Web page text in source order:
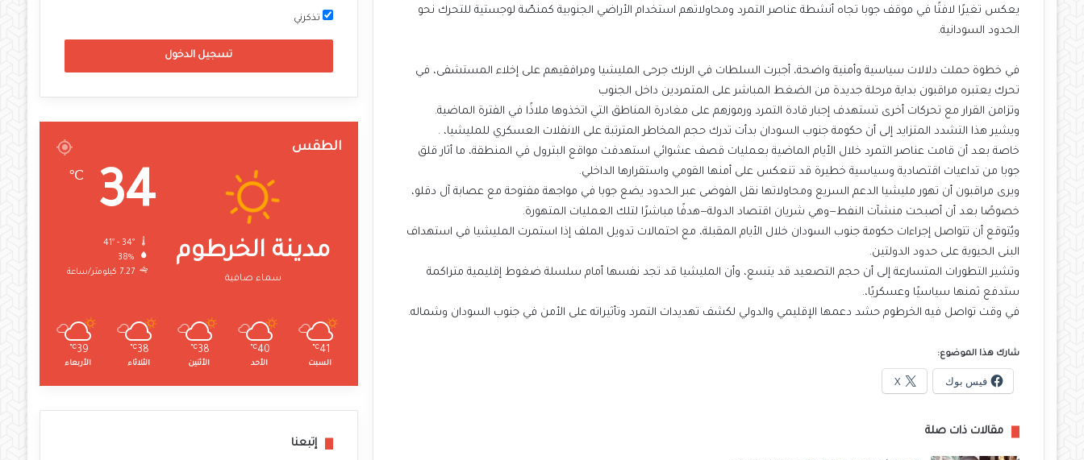
يعكس تغيرًا لافتًا في موقف جوبا تجاه أنشطة عناصر التمرد ومحاولاتهم استخدام الأراضي الجنوبية كمنصّة لوجستية للتحرك نحو
الحدود السودانية.
في خطوة حملت دلالات سياسية وأمنية واضحة، أجبرت السلطات في الرنك جرحى المليشيا ومرافقيهم على إخلاء المستشفى، في
تحرك يعتبره مراقبون بداية مرحلة جديدة من الضغط المباشر على المتمردين داخل الجنوب
وتزامن القرار مع تحركات أخرى تستهدف إجبار قادة التمرد ورموزهم على مغادرة المناطق التي اتخذوها ملاذًا في الفترة الماضية.
ويشير هذا التشدد المتزايد إلى أن حكومة جنوب السودان بدأت تدرك حجم المخاطر المترتبة على الانفلات العسكري للمليشيا، .
خاصة بعد أن قامت عناصر التمرد خلال الأيام الماضية بعمليات قصف عشوائي استهدفت مواقع البترول في المنطقة، ما أثار قلق
جوبا من تداعيات اقتصادية وسياسية خطيرة قد تنعكس على أمنها القومي واستقرارها الداخلي.
ويرى مراقبون أن تهور مليشيا الدعم السريع ومحاولاتها نقل الفوضى عبر الحدود يضع جوبا في مواجهة مفتوحة مع عصابة آل دقلو،
خصوصًا بعد أن أصبحت منشآت النفط—وهي شريان اقتصاد الدولة—هدفًا مباشرًا لتلك العمليات المتهورة.
ويُتوقع أن تتواصل إجراءات حكومة جنوب السودان خلال الأيام المقبلة، مع احتمالات تدويل الملف إذا استمرت المليشيا في استهداف
البنى الحيوية على حدود الدولتين.
وتشير التطورات المتسارعة إلى أن حجم التصعيد قد يتسع، وأن المليشيا قد تجد نفسها أمام سلسلة ضغوط إقليمية متراكمة
ستدفع ثمنها سياسيًا وعسكريًا،.
في وقت تواصل فيه الخرطوم حشد دعمها الإقليمي والدولي لكشف تهديدات التمرد وتأثيراته على الأمن في جنوب السودان وشماله.
شارك هذا الموضوع:
فيس بوك X
مقالات ذات صلة
تذكرني
تسجيل الدخول
الطقس
مدينة الخرطوم
سماء صافية
34
℃
38%
7.27 كيلومتر/ساعة
41
℃
السبت
40
℃
الأحد
38
℃
الأثنين
38
℃
الثلاثاء
39
℃
الأربعاء
إتبعنا